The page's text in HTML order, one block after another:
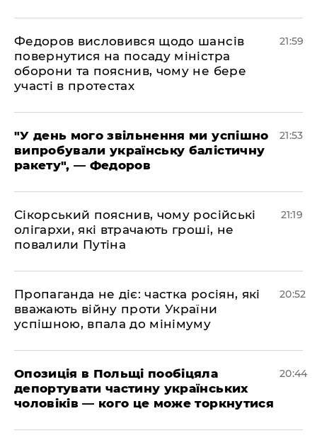
​Федоров висловився щодо шансів
повернутися на посаду міністра
оборони та пояснив, чому не бере
участі в протестах
21:59
​"У день мого звільнення ми успішно
випробували українську балістичну
ракету", — Федоров
21:53
​Сікорський пояснив, чому російські
олігархи, які втрачають гроші, не
повалили Путіна
21:19
​Пропаганда не діє: частка росіян, які
вважають війну проти України
успішною, впала до мінімуму
20:52
​Опозиція в Польщі пообіцяла
депортувати частину українських
чоловіків — кого це може торкнутися
20:44